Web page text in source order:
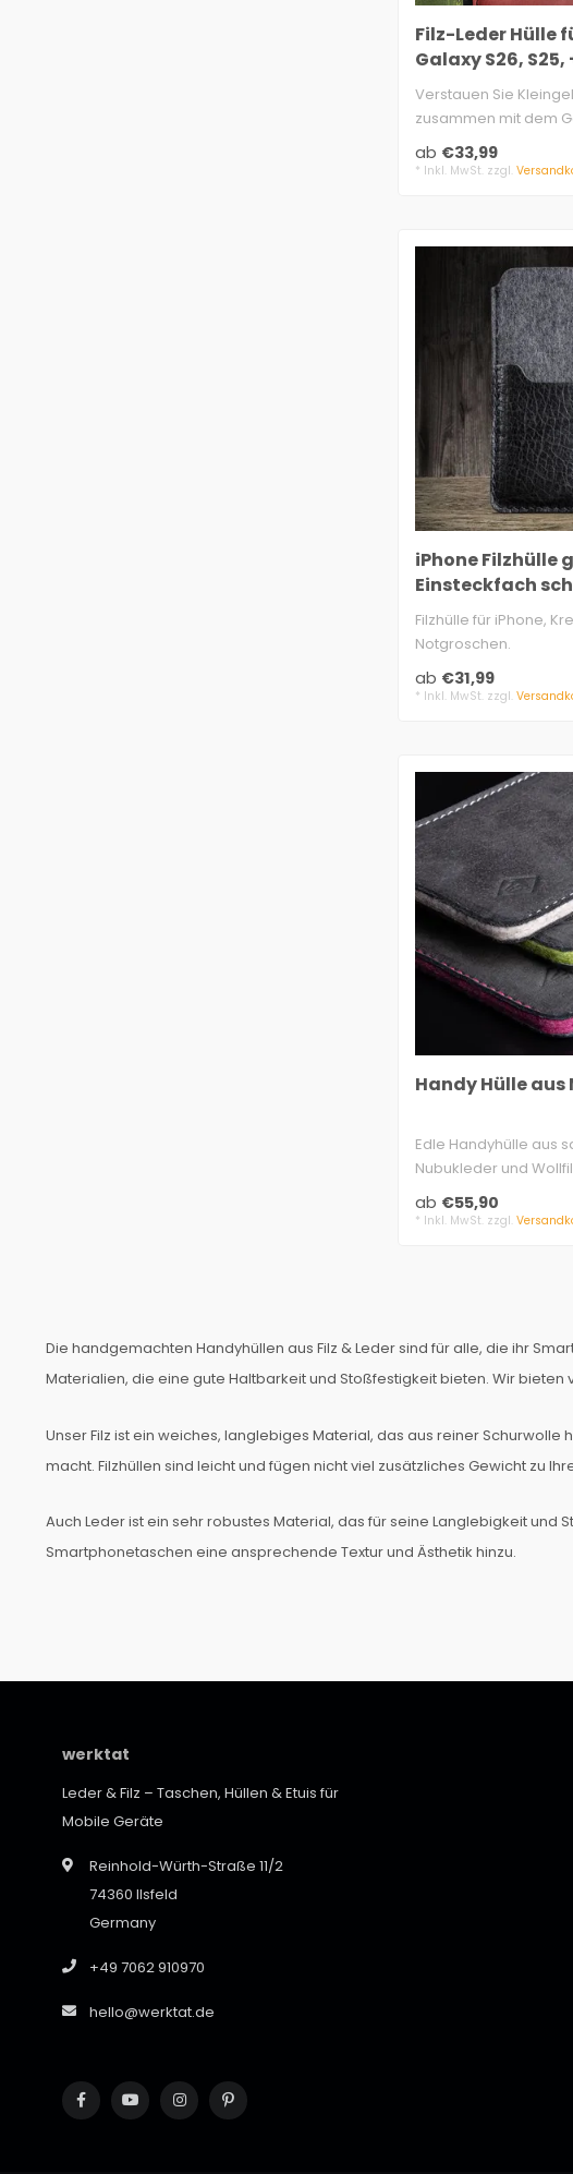
Filz-Leder Hülle
Galaxy S26, S25,
Verstauen Sie
zusammen mit dem
Ultra in de..
ab €33,99
* Inkl. MwSt. zzgl.
iPhone Filzhülle
Einsteckfach
genarbt
Filzhülle für iPhone,
Notgroschen.
3 mm Filz, dunkel grau
ab €31,99
* Inkl. MwSt. zzgl.
Handy Hülle aus
Edle Handyhülle aus
Nubukleder und
stoßabsor..
ab €55,90
* Inkl. MwSt. zzgl.
Die handgemachten Handyhüllen aus Filz & Leder sind für alle, die ihr
Materialien, die eine gute Haltbarkeit und Stoßfestigkeit bieten. Wir
Unser Filz ist ein weiches, langlebiges Material, das aus reiner
macht. Filzhüllen sind leicht und fügen nicht viel zusätzliches Gewicht zu
Auch Leder ist ein sehr robustes Material, das für seine Langlebigkeit und
Smartphonetaschen eine ansprechende Textur und Ästhetik hinzu.
werktat
Leder & Filz – Taschen, Hüllen & Etuis für
Mobile Geräte
Reinhold-Würth-Straße 11/2
74360 Ilsfeld
Germany
+49 7062 910970
hello@werktat.de